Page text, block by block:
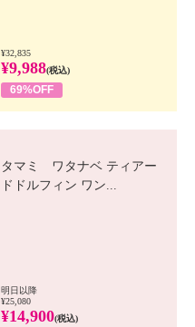
¥32,835
¥9,988(税込)
69%OFF
タマミ ワタナベ ティアー
ドドルフィン ワン...
明日以降
¥25,080
¥14,900(税込)